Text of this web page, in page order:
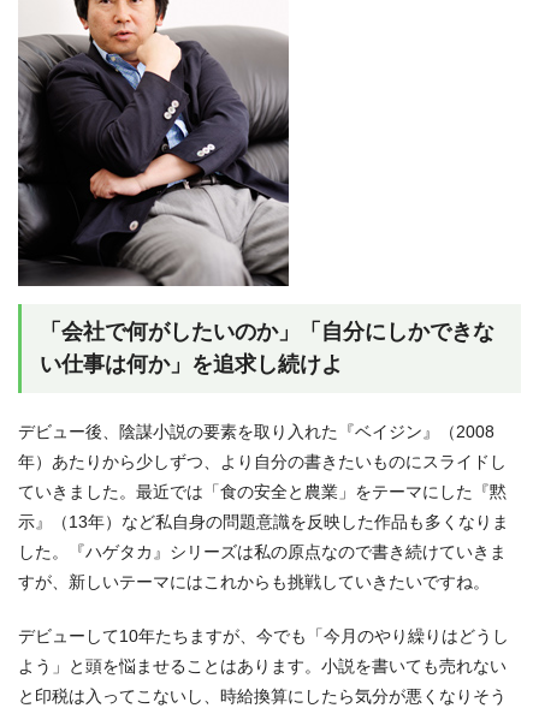
「会社で何がしたいのか」「自分にしかできな
い仕事は何か」を追求し続けよ
デビュー後、陰謀小説の要素を取り入れた『ベイジン』（2008
年）あたりから少しずつ、より自分の書きたいものにスライドし
ていきました。最近では「食の安全と農業」をテーマにした『黙
示』（13年）など私自身の問題意識を反映した作品も多くなりま
した。『ハゲタカ』シリーズは私の原点なので書き続けていきま
すが、新しいテーマにはこれからも挑戦していきたいですね。
デビューして10年たちますが、今でも「今月のやり繰りはどうし
よう」と頭を悩ませることはあります。小説を書いても売れない
と印税は入ってこないし、時給換算にしたら気分が悪くなりそう